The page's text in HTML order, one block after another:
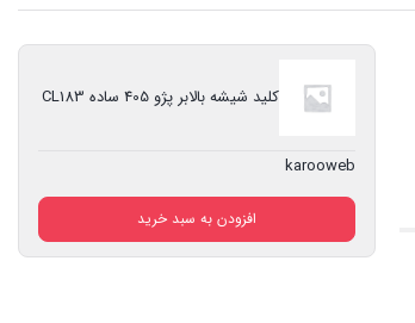
کلید شیشه بالابر پژو 405 ساده CL183
karooweb
افزودن به سبد خرید